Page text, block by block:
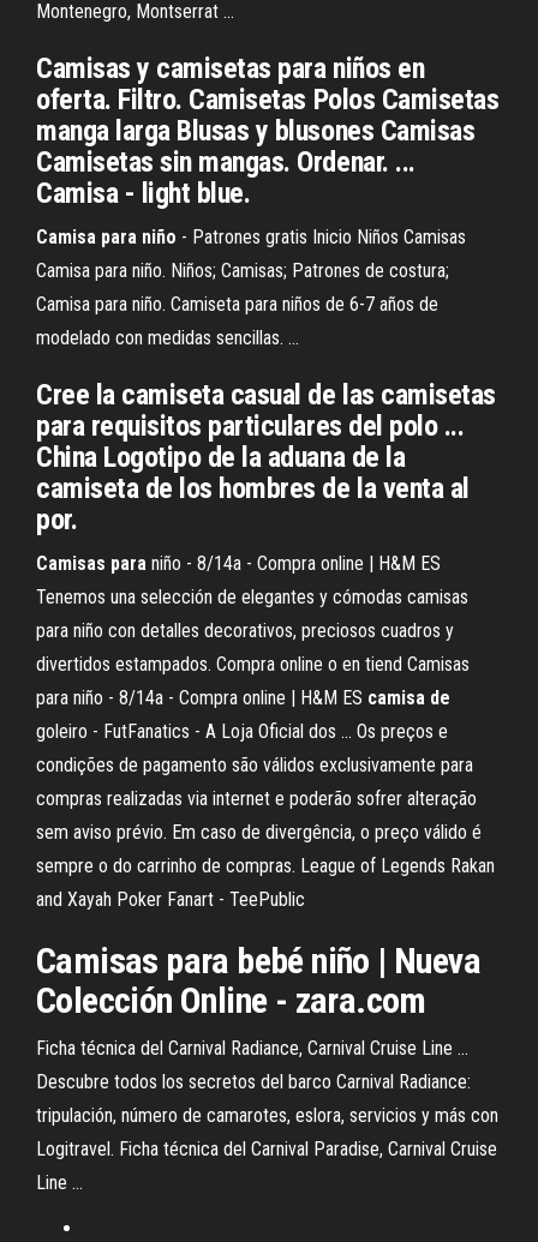
Montenegro, Montserrat ...
Camisas y camisetas para niños en
oferta. Filtro. Camisetas Polos Camisetas
manga larga Blusas y blusones Camisas
Camisetas sin mangas. Ordenar. ...
Camisa - light blue.
Camisa para niño - Patrones gratis Inicio Niños Camisas
Camisa para niño. Niños; Camisas; Patrones de costura;
Camisa para niño. Camiseta para niños de 6-7 años de
modelado con medidas sencillas. ...
Cree la camiseta casual de las camisetas
para requisitos particulares del polo ...
China Logotipo de la aduana de la
camiseta de los hombres de la venta al
por.
Camisas para niño - 8/14a - Compra online | H&M ES
Tenemos una selección de elegantes y cómodas camisas
para niño con detalles decorativos, preciosos cuadros y
divertidos estampados. Compra online o en tiend Camisas
para niño - 8/14a - Compra online | H&M ES camisa de
goleiro - FutFanatics - A Loja Oficial dos ... Os preços e
condições de pagamento são válidos exclusivamente para
compras realizadas via internet e poderão sofrer alteração
sem aviso prévio. Em caso de divergência, o preço válido é
sempre o do carrinho de compras. League of Legends Rakan
and Xayah Poker Fanart - TeePublic
Camisas para bebé niño | Nueva
Colección Online - zara.com
Ficha técnica del Carnival Radiance, Carnival Cruise Line ...
Descubre todos los secretos del barco Carnival Radiance:
tripulación, número de camarotes, eslora, servicios y más con
Logitravel. Ficha técnica del Carnival Paradise, Carnival Cruise
Line ...